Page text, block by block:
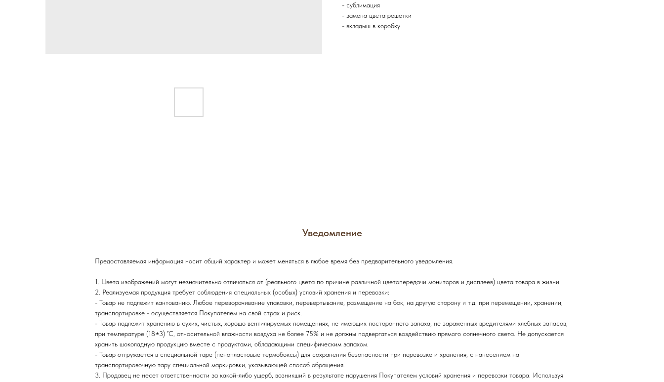
- сублимация
- замена цвета решетки
- вкладыш в коробку
Уведомление
Предоставляемая информация носит общий характер и может меняться в любое время без предварительного уведомления.
1. Цвета изображений могут незначительно отличаться от (реального цвета по причине различной цветопередачи мониторов и дисплеев) цвета товара в жизни.
2. Реализуемая продукция требует соблюдения специальных (особых) условий хранения и перевозки:
- Товар не подлежит кантованию. Любое переворачивание упаковки, перевертывание, размещение на бок, на другую сторону и т.д. при перемещении, хранении,
транспортировке - осуществляется Покупателем на свой страх и риск.
- Товар подлежит хранению в сухих, чистых, хорошо вентилируемых помещениях, не имеющих постороннего запаха, не зараженных вредителями хлебных запасов,
при температуре (18±3) ˚С, относительной влажности воздуха не более 75% и не должны подвергаться воздействию прямого солнечного света. Не допускается
хранить шоколадную продукцию вместе с продуктами, обладающими специфическим запахом.
- Товар отгружается в специальной таре (пенопластовые термобоксы) для сохранения безопасности при перевозке и хранения, с нанесением на
транспортировочную тару специальной маркировки, указывающей способ обращения.
3. Продавец не несет ответственности за какой-либо ущерб, возникший в результате нарушения Покупателем условий хранения и перевозки товара. Используя